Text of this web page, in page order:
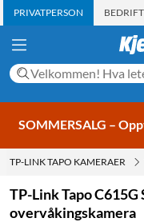
PRIVATPERSON BEDRIFT
SOMMERSALG –
TP-LINK TAPO KAMERAER
TP-Link Tapo
overvåkingskamera